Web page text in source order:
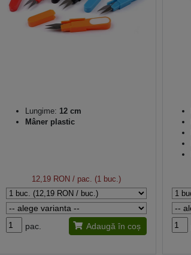
Lungime: 12 cm
Mâner plastic
12,19 RON/ pac. (1 buc.)
pac. Adaugă în coș